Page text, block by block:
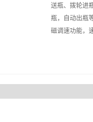
送瓶、拨轮进
瓶，自动出瓶
磁调速功能，